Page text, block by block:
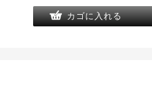
カゴに入れる